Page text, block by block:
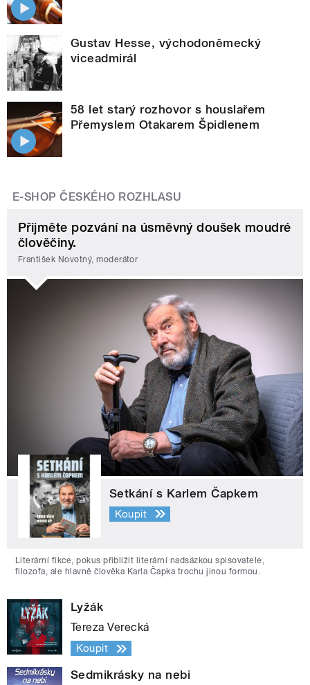
Gustav Hesse, východoněmecký
viceadmirál
58 let starý rozhovor s houslařem
Přemyslem Otakarem Špidlenem
E-SHOP ČESKÉHO ROZHLASU
Přijměte pozvání na úsměvný doušek moudré
člověčiny.
František Novotný, moderátor
Setkání s Karlem Čapkem
Koupit
Literární fikce, pokus přiblížit literární nadsázkou spisovatele,
filozofa, ale hlavně člověka Karla Čapka trochu jinou formou.
Lyžák
Tereza Verecká
Koupit
Sedmikrásky na nebi